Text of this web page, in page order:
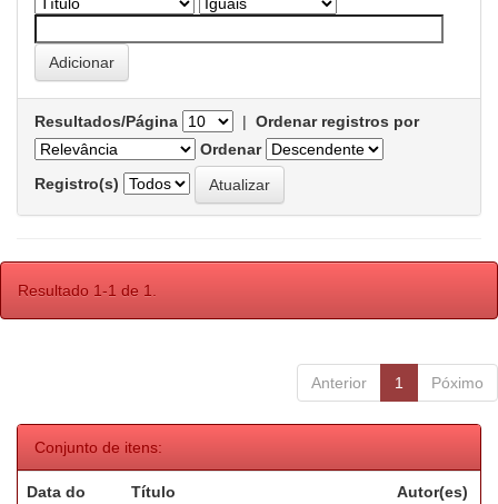
Resultados/Página | Ordenar registros por
Ordenar
Registro(s)
Resultado 1-1 de 1.
Anterior 1 Póximo
Conjunto de itens:
Data do
Título Autor(es)